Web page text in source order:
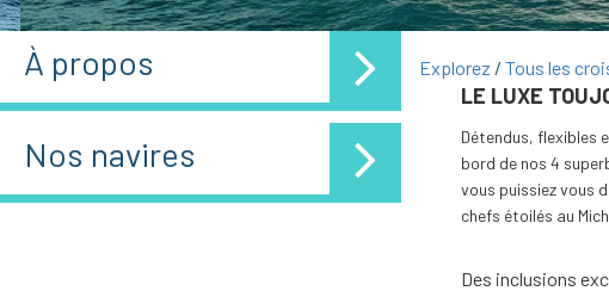
À propos
Nos navires
Explorez Tous les
LE LUXE
Détendus, flexibles
bord de nos 4
vous puissiez vous
chefs étoilés au
Des inclusions